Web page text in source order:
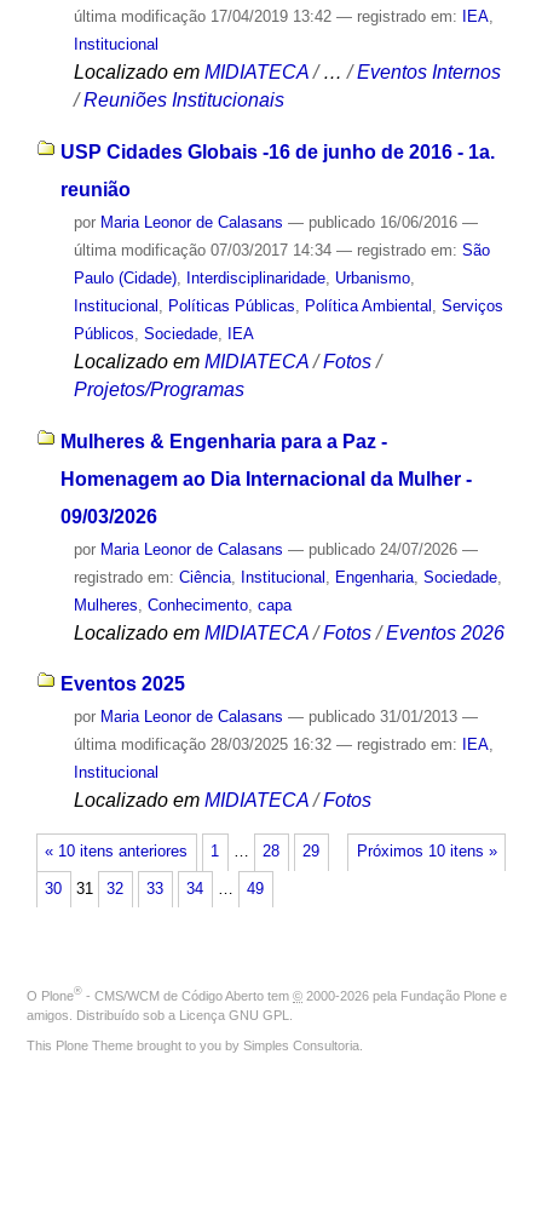
última modificação17/04/2019 13:42 — registrado em: IEA,
Institucional
Localizado em MIDIATECA /…/Eventos Internos
/Reuniões Institucionais
USP Cidades Globais -16 de junho de 2016 - 1a.
reunião
por Maria Leonor de Calasans — publicado16/06/2016 —
última modificação07/03/2017 14:34 — registrado em: São
Paulo (Cidade), Interdisciplinaridade, Urbanismo,
Institucional
Políticas Públicas Política Ambiental
Serviços
Públicos Sociedade, IEA
Localizado em MIDIATECA /Fotos /
Projetos/Programas
Mulheres & Engenharia para a Paz -
Homenagem ao Dia Internacional da Mulher -
09/03/2026
por Maria Leonor de Calasans — publicado24/07/2026 —
registrado em: Ciência, Institucional Engenharia, Sociedade,
Mulheres Conhecimento, capa
Localizado em MIDIATECA /Fotos /Eventos 2026
Eventos 2025
por Maria Leonor de Calasans — publicado31/01/2013 —
última modificação28/03/2025 16:32 — registrado em: IEA,
Institucional
Localizado em MIDIATECA /Fotos
« 10 itens anteriores Próximos 10 itens »
1 … 28 29
30 31 32 33 34 … 49
O Plone® - CMS/WCM de Código Aberto tem © 2000-2026 pela Fundação Plone e
amigos. Distribuído sob a Licença GNU GPL
This Plone Theme brought to you by Simples Consultoria